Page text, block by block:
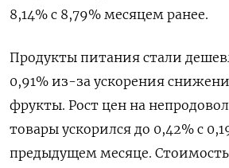
8,14% с 8,79% месяцем ранее.
Продукты питания стали
0,91% из-за ускорения
фрукты. Рост цен на
товары ускорился до 0,42% с
предыдущем месяце. Стоимость